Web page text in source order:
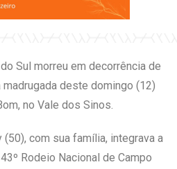
Sul morreu em decorrência de
deste domingo (12)
no Vale dos Sinos.
com sua família, integrava a
Rodeio Nacional de Campo